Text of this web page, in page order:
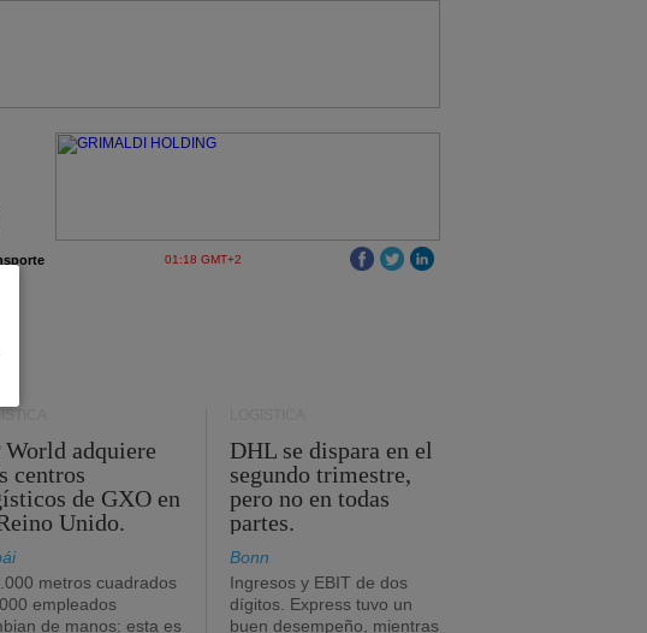
01:18 GMT+2
World adquiere
centros
de GXO en
Unido.
metros cuadrados
empleados
de manos: esta es
DHL se dispara en el
segundo trimestre,
pero no en todas
partes.
Bonn
Ingresos y EBIT de dos
dígitos. Express tuvo un
buen desempeño, mientras